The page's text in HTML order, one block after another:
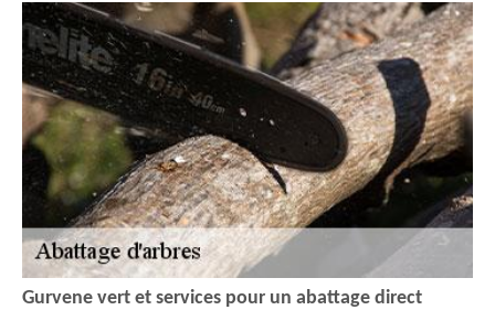
Gurvene vert et services pour un abattage direct